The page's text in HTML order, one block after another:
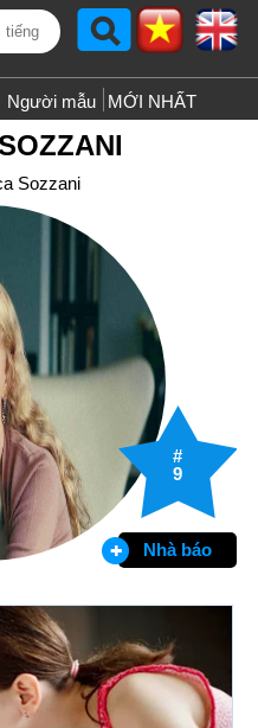
Người mẫu MỚI NHẤT
Sozzani
#
9
Nhà báo